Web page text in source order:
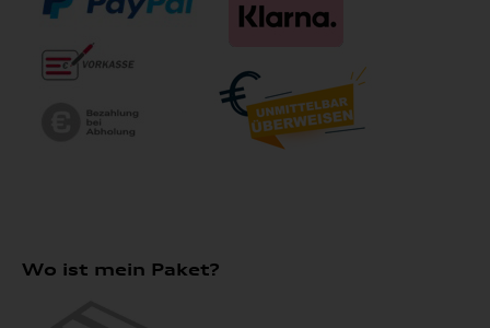
Wo ist mein Paket?